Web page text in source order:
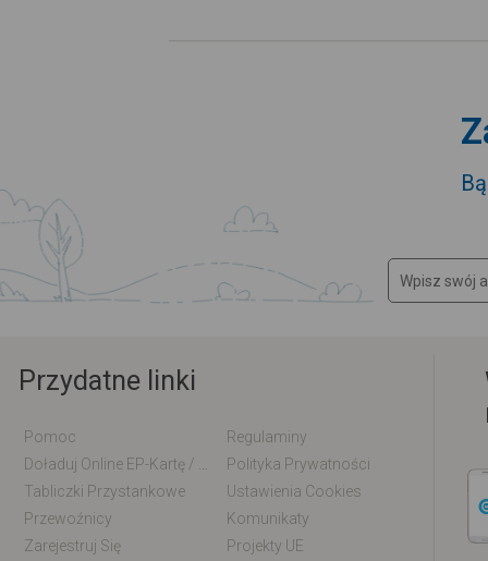
Przydatne linki
Pomoc
Regulaminy
Polityka Prywatności
Tabliczki Przystankowe
Ustawienia Cookies
Przewoźnicy
Komunikaty
Zarejestruj Się
Projekty UE